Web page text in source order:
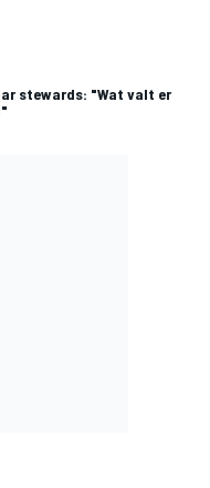
stewards: "Wat valt er